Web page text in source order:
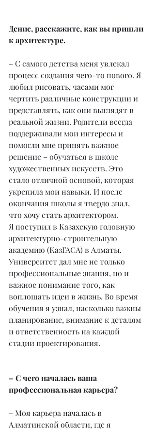
Денис, расскажите, как вы пришли
к архитектуре.
– С самого детства меня увлекал
процесс создания чего-то нового. Я
любил рисовать, часами мог
чертить различные конструкции и
представлять, как они выглядят в
реальной жизни. Родители всегда
поддерживали мои интересы и
помогли мне принять важное
решение – обучаться в школе
художественных искусств. Это
стало отличной основой, которая
укрепила мои навыки. И после
окончания школы я твердо знал,
что хочу стать архитектором.
Я поступил в Казахскую головную
архитектурно-строительную
академию (КазГАСА) в Алматы.
Университет дал мне не только
профессиональные знания, но и
важное понимание того, как
воплощать идеи в жизнь. Во время
обучения я узнал, насколько важны
планирование, внимание к деталям
и ответственность на каждой
стадии проектирования.
– С чего началась ваша
профессиональная карьера?
– Моя карьера началась в
Алматинской области, где я